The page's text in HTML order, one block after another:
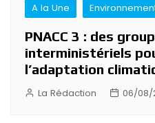
A la Une
PNACC 3 : des
interministériels
l’adaptation
La Rédaction 06/08/